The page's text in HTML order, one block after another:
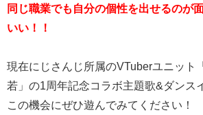
同じ職業でも自分の個性を出せるのが
いい！！
現在にじさんじ所属のVTuberユニット
若」の1周年記念コラボ主題歌&ダンス
この機会にぜひ遊んでみてください！